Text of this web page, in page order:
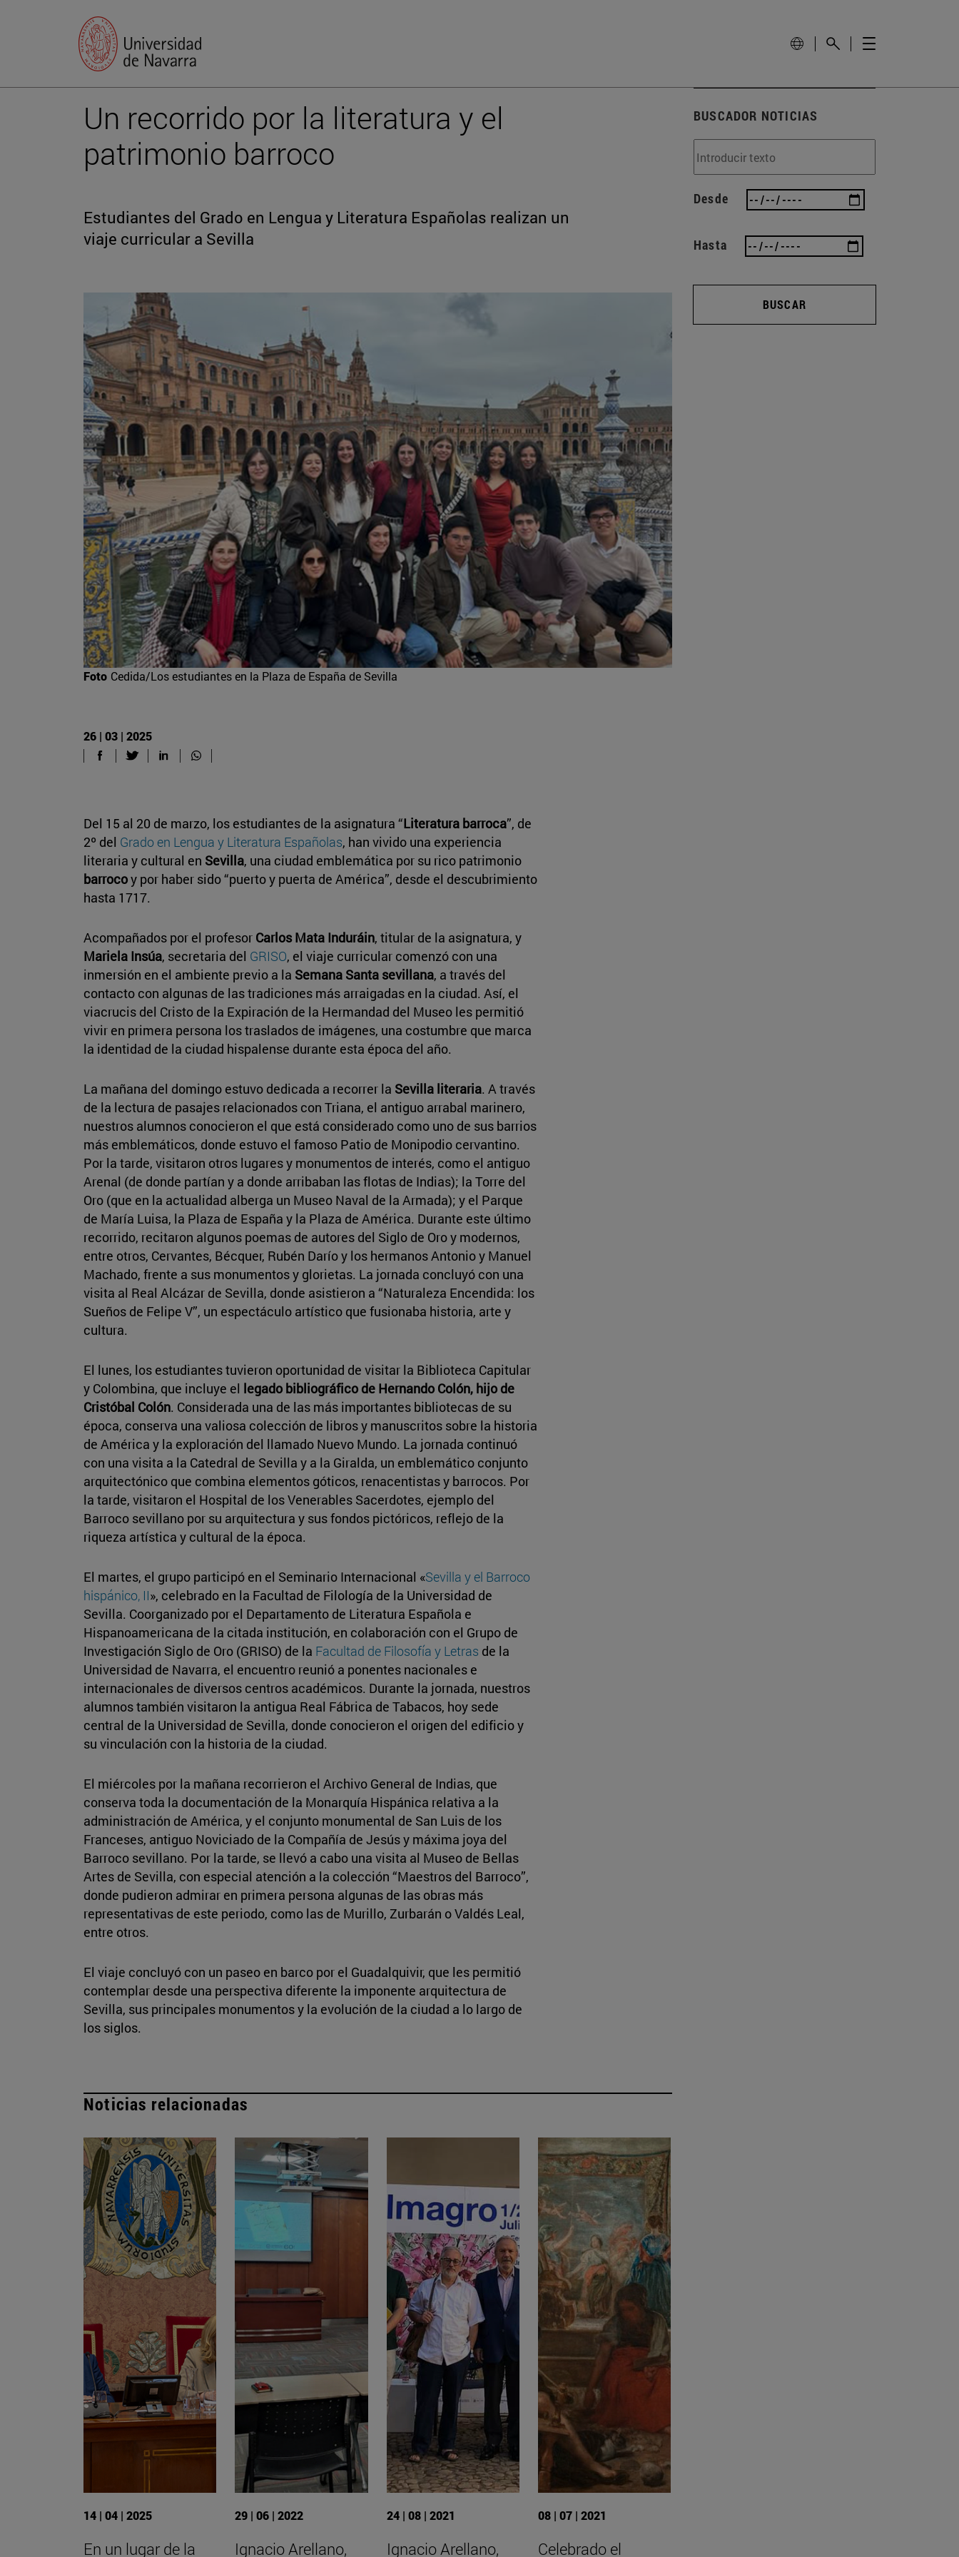
Un recorrido por la literatura y el
patrimonio barroco
Estudiantes del Grado en Lengua y Literatura Españolas realizan un
viaje curricular a Sevilla
Foto Cedida/Los estudiantes en la Plaza de España de Sevilla
26 | 03 | 2025
Del 15 al 20 de marzo, los estudiantes de la asignatura “Literatura barroca”, de
2º del Grado en Lengua y Literatura Españolas, han vivido una experiencia
literaria y cultural en Sevilla, una ciudad emblemática por su rico patrimonio
barrocoy por haber sido “puerto y puerta de América”, desde el descubrimiento
hasta 1717.
Acompañados por el profesor Carlos Mata Induráin, titular de la asignatura, y
Mariela Insúa, secretaria del GRISO, el viaje curricular comenzó con una
inmersión en el ambiente previo a la Semana Santa sevillana, a través del
contacto con algunas de las tradiciones más arraigadas en la ciudad. Así, el
viacrucis del Cristo de la Expiración de la Hermandad del Museo les permitió
vivir en primera persona los traslados de imágenes, una costumbre que marca
la identidad de la ciudad hispalense durante esta época del año.
La mañana del domingo estuvo dedicada a recorrer la Sevilla literaria. A través
de la lectura de pasajes relacionados con Triana, el antiguo arrabal marinero,
nuestros alumnos conocieron el que está considerado como uno de sus barrios
más emblemáticos, donde estuvo el famoso Patio de Monipodio cervantino.
Por la tarde, visitaron otros lugares y monumentos de interés, como el antiguo
Arenal (de donde partían y a donde arribaban las flotas de Indias); la Torre del
Oro (que en la actualidad alberga un Museo Naval de la Armada); y el Parque
de María Luisa, la Plaza de España y la Plaza de América. Durante este último
recorrido, recitaron algunos poemas de autores del Siglo de Oro y modernos,
entre otros, Cervantes, Bécquer, Rubén Darío y los hermanos Antonio y Manuel
Machado, frente a sus monumentos y glorietas. La jornada concluyó con una
visita al Real Alcázar de Sevilla, donde asistieron a “Naturaleza Encendida: los
Sueños de Felipe V”, un espectáculo artístico que fusionaba historia, arte y
cultura.
El lunes, los estudiantes tuvieron oportunidad de visitar la Biblioteca Capitular
y Colombina, que incluye el legado bibliográfico de Hernando Colón, hijo de
Cristóbal Colón. Considerada una de las más importantes bibliotecas de su
época, conserva una valiosa colección de libros y manuscritos sobre la historia
de América y la exploración del llamado Nuevo Mundo. La jornada continuó
con una visita a la Catedral de Sevilla y a la Giralda, un emblemático conjunto
arquitectónico que combina elementos góticos, renacentistas y barrocos. Por
la tarde, visitaron el Hospital de los Venerables Sacerdotes, ejemplo del
Barroco sevillano por su arquitectura y sus fondos pictóricos, reflejo de la
riqueza artística y cultural de la época.
El martes, el grupo participó en el Seminario Internacional «Sevilla y el Barroco
hispánico, II», celebrado en la Facultad de Filología de la Universidad de
Sevilla. Coorganizado por el Departamento de Literatura Española e
Hispanoamericana de la citada institución, en colaboración con el Grupo de
Investigación Siglo de Oro (GRISO) de la Facultad de Filosofía y Letras de la
Universidad de Navarra, el encuentro reunió a ponentes nacionales e
internacionales de diversos centros académicos. Durante la jornada, nuestros
alumnos también visitaron la antigua Real Fábrica de Tabacos, hoy sede
central de la Universidad de Sevilla, donde conocieron el origen del edificio y
su vinculación con la historia de la ciudad.
El miércoles por la mañana recorrieron el Archivo General de Indias, que
conserva toda la documentación de la Monarquía Hispánica relativa a la
administración de América, y el conjunto monumental de San Luis de los
Franceses, antiguo Noviciado de la Compañía de Jesús y máxima joya del
Barroco sevillano. Por la tarde, se llevó a cabo una visita al Museo de Bellas
Artes de Sevilla, con especial atención a la colección “Maestros del Barroco”,
donde pudieron admirar en primera persona algunas de las obras más
representativas de este periodo, como las de Murillo, Zurbarán o Valdés Leal,
entre otros.
El viaje concluyó con un paseo en barco por el Guadalquivir, que les permitió
contemplar desde una perspectiva diferente la imponente arquitectura de
Sevilla, sus principales monumentos y la evolución de la ciudad a lo largo de
los siglos.
Noticias relacionadas
14 | 04 | 2025
En un lugar de la
29 | 06 | 2022
Ignacio Arellano,
24 | 08 | 2021
Ignacio Arellano,
08 | 07 | 2021
Celebrado el
BUSCADOR NOTICIAS
Desde
Hasta
BUSCAR